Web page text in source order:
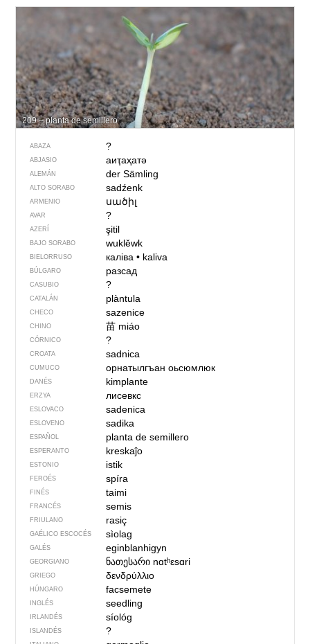
209 – planta de semillero
ABAZA ?
ABJASIO аиҭаҳатә
ALEMÁN der Sämling
ALTO SORABO sadźenk
ARMENIO սածիլ
AVAR ?
AZERÍ şitil
BAJO SORABO wuklěwk
BIELORRUSO каліва• kaliva
BÚLGARO разсад
CASUBIO ?
CATALÁN plàntula
CHECO sazenice
CHINO 苗 miáo
CÓRNICO ?
CROATA sadnica
CUMUCO орнатылгъан оьсюмлюк
DANÉS kimplante
ERZYA лисевкс
ESLOVACO sadenica
ESLOVENO sadika
ESPAÑOL planta de semillero
ESPERANTO kreskaĵo
ESTONIO istik
FEROÉS spíra
FINÉS taimi
FRANCÉS semis
FRIULANO rasiç
GAÉLICO ESCOCÉS sìolag
GALÉS eginblanhigyn
GEORGIANO ნათესარი nɑtʰɛsɑri
GRIEGO δενδρύλλιο
HÚNGARO facsemete
INGLÉS seedling
IRLANDÉS síológ
ISLANDÉS ?